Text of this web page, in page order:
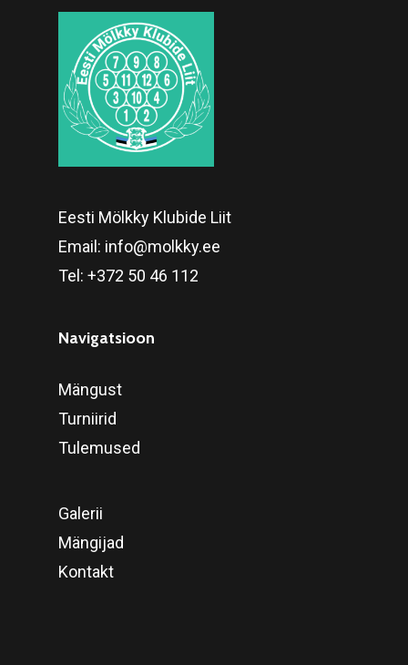
Eesti Mölkky Klubide Liit
Email: info@molkky.ee
Tel: +372 50 46 112
Navigatsioon
Mängust
Turniirid
Tulemused
Galerii
Mängijad
Kontakt